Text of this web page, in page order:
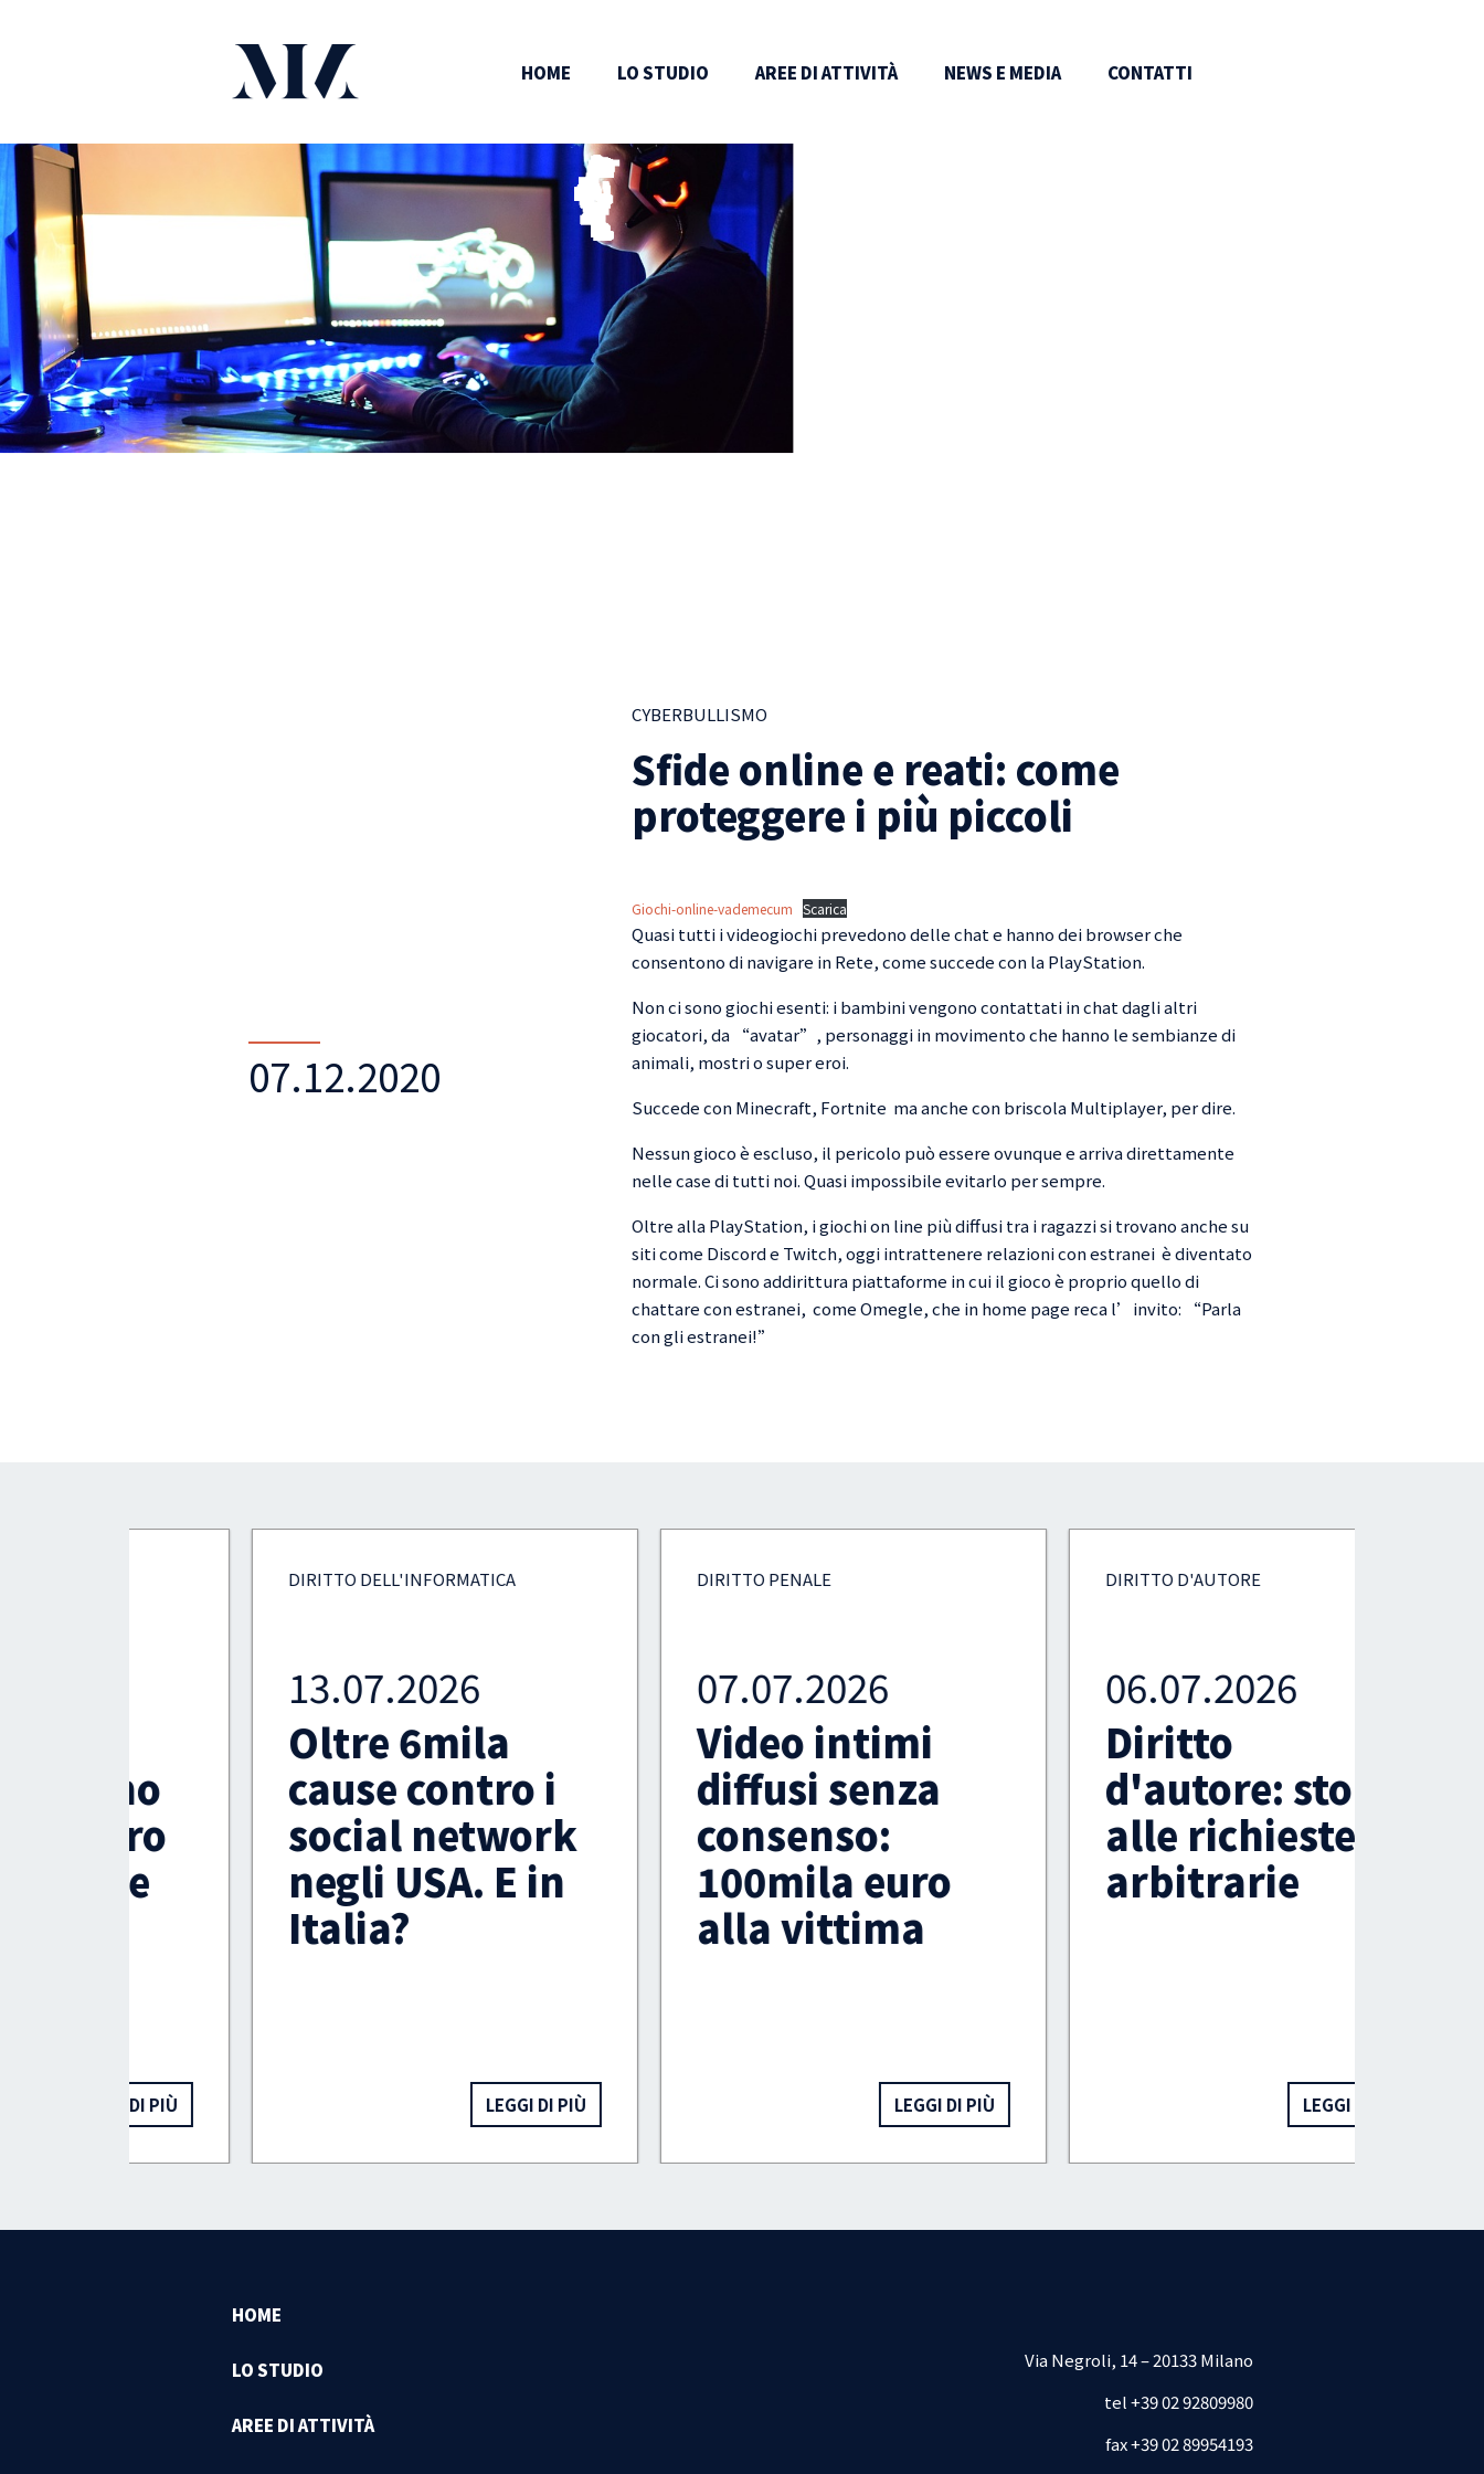
HOME LO STUDIO AREE DI ATTIVITÀ NEWS E MEDIA CONTATTI
07.12.2020
CYBERBULLISMO
Sfide online e reati: come
proteggere i più piccoli
Giochi-online-vademecum Scarica
Quasi tutti i videogiochi prevedono delle chat e hanno dei browser che
consentono di navigare in Rete, come succede con la PlayStation.
Non ci sono giochi esenti: i bambini vengono contattati in chat dagli altri
giocatori, da “avatar”, personaggi in movimento che hanno le sembianze di
animali, mostri o super eroi.
Succede con Minecraft, Fortnite ma anche con briscola Multiplayer, per dire.
Nessun gioco è escluso, il pericolo può essere ovunque e arriva direttamente
nelle case di tutti noi. Quasi impossibile evitarlo per sempre.
Oltre alla PlayStation, i giochi on line più diffusi tra i ragazzi si trovano anche su
siti come Discord e Twitch, oggi intrattenere relazioni con estranei è diventato
normale. Ci sono addirittura piattaforme in cui il gioco è proprio quello di
chattare con estranei, come Omegle, che in home page reca l’invito: “Parla
con gli estranei!”
DIRITTO DELL'INFORMATICA
13.07.2026
Oltre 6mila
cause contro i
social network
negli USA. E in
Italia?
DIRITTO PENALE
07.07.2026
Video intimi
diffusi senza
consenso:
100mila euro
alla vittima
DIRITTO D'AUTORE
06.07.2026
Diritto
d'autore: stop
alle richieste
arbitrarie
HOME
LO STUDIO
AREE DI ATTIVITÀ
Via Negroli, 14 – 20133 Milano
tel +39 02 92809980
fax +39 02 89954193